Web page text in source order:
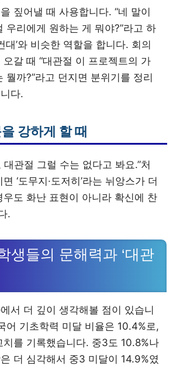
짚어낼 때 사용합니다. “네 말이
우리에게 원하는 게 뭐야?”라고 하
대’와 비슷한 역할을 합니다. 회의
갈 때 “대관절 이 프로젝트의 가
뭘까?”라고 던지면 분위기를 정리
다.
강하게 할 때
대관절 그럴 수는 없다고 봐요.”처
‘도무지·도저히’라는 뉘앙스가 더
우도 화난 표현이 아니라 확신에 찬
.
생들의 문해력과 ‘대관
서 더 깊이 생각해볼 점이 있습니
어 기초학력 미달 비율은 10.4%로,
를 기록했습니다. 중3도 10.8%나
더 심각해서 중3 미달이 14.9%였